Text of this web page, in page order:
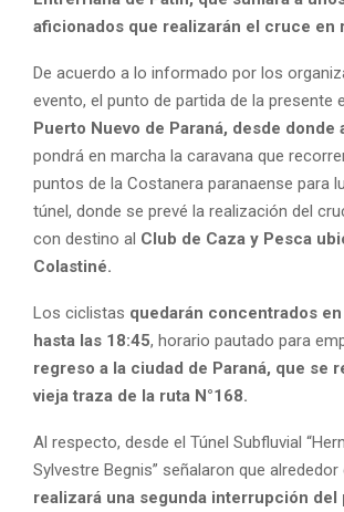
aficionados que realizarán el cruce en
De acuerdo a lo informado por los
evento, el punto de partida de la presente
Puerto Nuevo de Paraná, desde donde
pondrá en marcha la caravana que
puntos de la Costanera paranaense para
túnel, donde se prevé la realización del
con destino al Club de Caza y Pesca
Colastiné.
Los ciclistas quedarán concentrados
hasta las 18:45, horario pautado para
regreso a la ciudad de Paraná, que se
vieja traza de la ruta N°168.
Al respecto, desde el Túnel Subfluvial
Sylvestre Begnis” señalaron que alrededor
realizará una segunda interrupción del